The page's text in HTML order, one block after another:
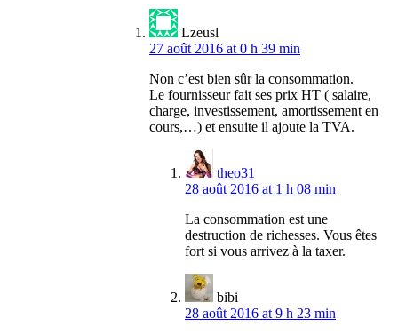
Lzeusl
27 août 2016 at 0 h 39 min
Non c’est bien sûr la consommation.
Le fournisseur fait ses prix HT ( salaire,
charge, investissement, amortissement en
cours,…) et ensuite il ajoute la TVA.
theo31
28 août 2016 at 1 h 08 min
La consommation est une
destruction de richesses. Vous êtes
fort si vous arrivez à la taxer.
bibi
28 août 2016 at 9 h 23 min